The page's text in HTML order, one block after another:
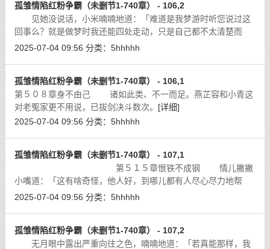
孤雏情陷红粉争霸（未删节1-740章） - 106,2
见她没说话，小米喃喃地道：「难道是我梦游时听您说过这
回事么？就是做梦时我还能四处走动，只是自己都不太清楚而
已……嗯，在下告辞。」言罢拱拱手甩头就走，看似只是自言自
2025-07-04 09:56 分类： 5hhhhh
孤雏情陷红粉争霸（未删节1-740章） - 106,1
第５０８章身不由己 诸如此类、不一而足。燕芷容和小青这
对老冤家更不用说，已拔剑决斗数次。 [详细]
2025-07-04 09:56 分类： 5hhhhh
孤雏情陷红粉争霸（未删节1-740章） - 107,1
第５１５章恨铁不成钢 情儿撇撇
小嘴道：「这有啥奇怪，他人好，到哪儿都有人尽心尽力地帮
他，自然福大命大……」
[详细]
2025-07-04 09:56 分类： 5hhhhh
孤雏情陷红粉争霸（未删节1-740章） - 107,2
无月眼中露出严重向往之色，喃喃地道：「若真能那样，我